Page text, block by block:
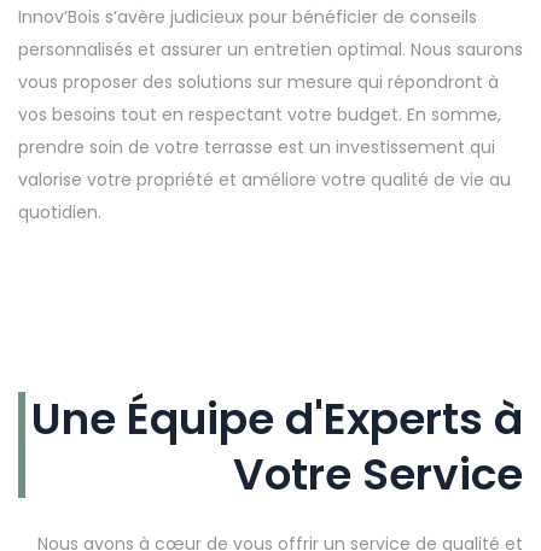
Innov’Bois s’avère judicieux pour bénéficier de conseils
personnalisés et assurer un entretien optimal. Nous saurons
vous proposer des solutions sur mesure qui répondront à
vos besoins tout en respectant votre budget. En somme,
prendre soin de votre terrasse est un investissement qui
valorise votre propriété et améliore votre qualité de vie au
quotidien.
Une Équipe d'Experts à
Votre Service
Nous avons à cœur de vous offrir un service de qualité et